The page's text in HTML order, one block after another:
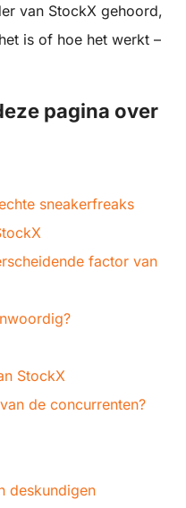
van StockX gehoord,
is of hoe het werkt –
pagina over
sneakerfreaks
factor van
StockX
de concurrenten?
deskundigen